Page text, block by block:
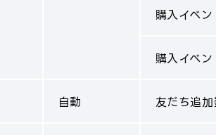
購入イベ
購入イベ
自動 友だち追